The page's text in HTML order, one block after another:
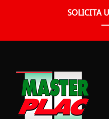
SOLICITA